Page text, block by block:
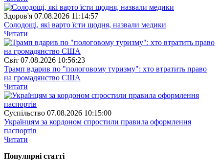
Здоров'я 07.08.2026 11:14:57
Солодощі, які варто їсти щодня, назвали медики
Читати
Свiт 07.08.2026 10:56:23
Трамп вдарив по "пологовому туризму": хто втратить право
на громадянство США
Читати
Суспiльство 07.08.2026 10:15:00
Українцям за кордоном спростили правила оформлення
паспортів
Читати
Популярнi статтi